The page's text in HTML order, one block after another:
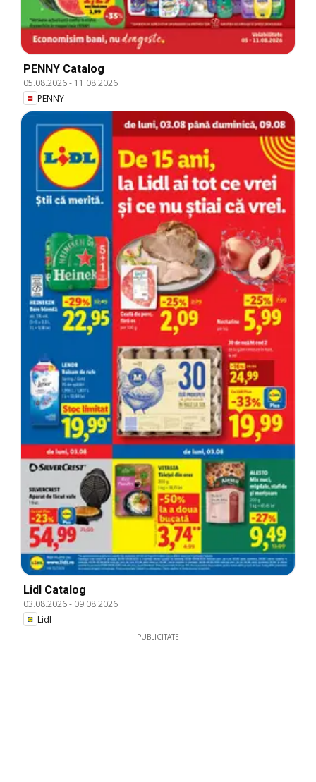
PENNY Catalog
05.08.2026- 11.08.2026
PENNY
Lidl Catalog
03.08.2026- 09.08.2026
Lidl
PUBLICITATE